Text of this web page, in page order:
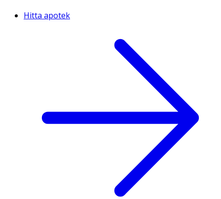
Hitta apotek